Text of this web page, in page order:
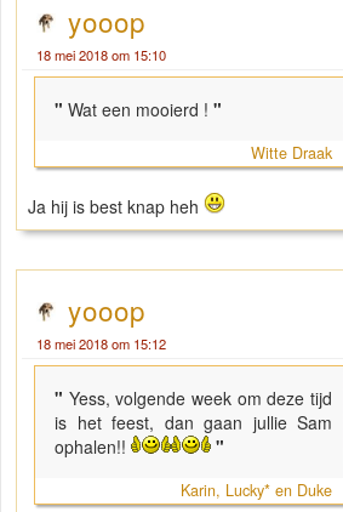
yooop
18 mei 2018 om 15:10
" Wat een mooierd ! "
Witte Draak
Ja hij is best knap heh
yooop
18 mei 2018 om 15:12
" Yess, volgende week om deze tijd
is het feest, dan gaan jullie Sam
ophalen!!
"
Karin, Lucky* en Duke